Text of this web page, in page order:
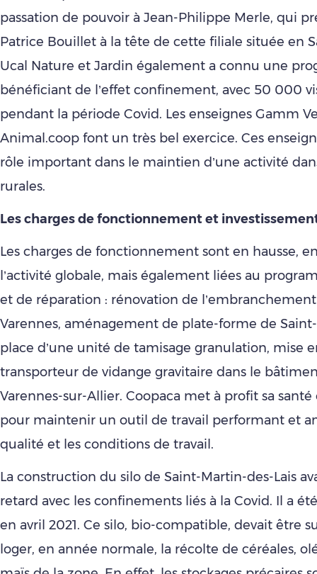
passation de pouvoir à Jean-Philippe Merle, qui
Patrice Bouillet à la tête de cette filiale située en
Ucal Nature et Jardin également a connu une
bénéficiant de l’effet confinement, avec 50 000
pendant la période Covid. Les enseignes Gamm
Animal.coop font un très bel exercice. Ces
rôle important dans le maintien d’une activité
rurales.
Les charges de fonctionnement et
Les charges de fonctionnement sont en hausse,
l’activité globale, mais également liées au
et de réparation : rénovation de
Varennes, aménagement de plate-forme de
place d’une unité de tamisage granulation, mise
transporteur de vidange gravitaire dans le
Varennes-sur-Allier. Coopaca met à profit sa
pour maintenir un outil de travail performant et
qualité et les conditions de travail.
La construction du silo de Saint-Martin-des-Lais
retard avec les confinements liés à la Covid. Il a
en avril 2021. Ce silo, bio-compatible, devait être
loger, en année normale, la récolte de céréales,